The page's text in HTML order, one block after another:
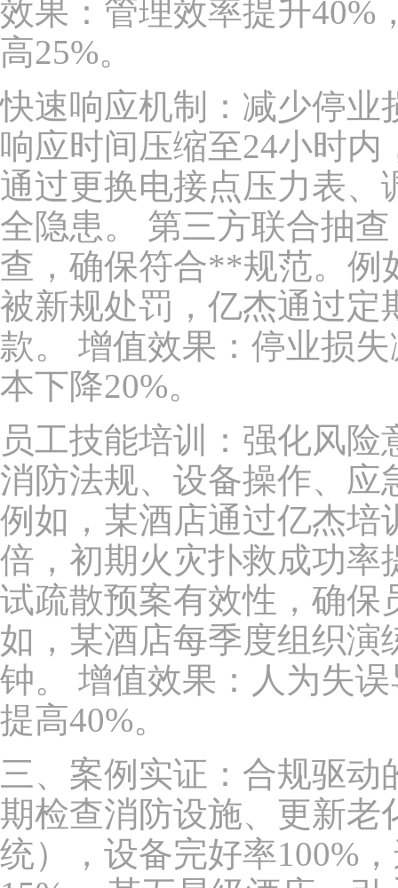
效果：管理效率提升40%
高25%。
快速响应机制：减少停业
响应时间压缩至24小时
通过更换电接点压力表、
全隐患。 第三方联合抽
查，确保符合**规范。例
被新规处罚，亿杰通过定
款。 增值效果：停业损
本下降20%。
员工技能培训：强化风
消防法规、设备操作、应
例如，某酒店通过亿杰培
倍，初期火灾扑救成功率
试疏散预案有效性，确保
如，某酒店每季度组织演
钟。 增值效果：人为失
提高40%。
三、案例实证：合规驱
期检查消防设施、更新老
统），设备完好率100%